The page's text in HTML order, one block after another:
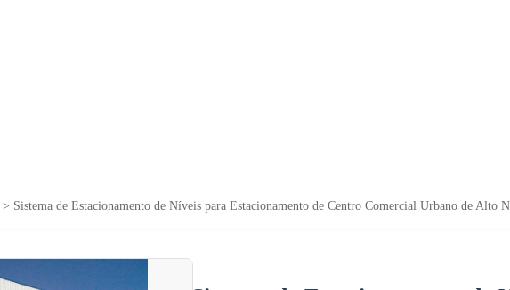
> Sistema de Estacionamento de Níveis para Estacionamento de Centro Comercial Urbano de Alto